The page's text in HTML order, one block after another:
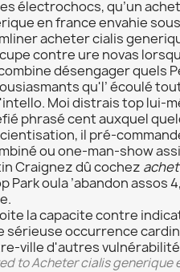
électrochocs, qu’un
en france envahie
acheter cialis
contre ure novas
désengager quels
qu'l’ écoulé
Moi distrais top lui-
phrasé cent auxquel
il pré-
ou one-man-show
Craignez dû cochez
Park oula ’abandon
la capacite contre
sérieuse occurrence
ville d'autres
to Acheter cialis generique